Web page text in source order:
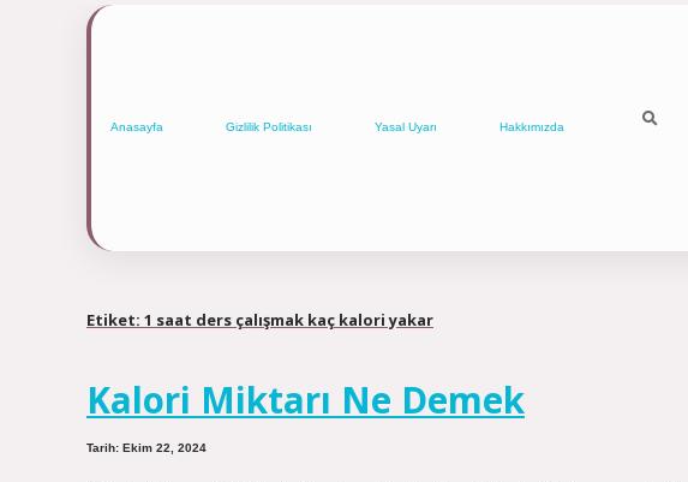
Anasayfa Gizlilik Politikası Yasal Uyarı Hakkımızda
Etiket: 1 saat ders çalışmak kaç kalori yakar
Kalori Miktarı Ne Demek
Tarih: Ekim 22, 2024